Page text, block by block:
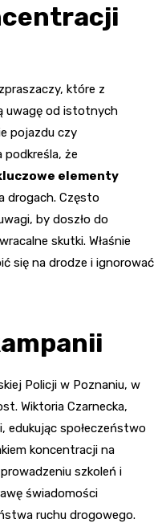
które z
uwagę od istotnych
pojazdu czy
podkreśla, że
elementy
drogach. Często
by doszło do
skutki. Właśnie
się na drodze i ignorować
Policji w Poznaniu, w
Wiktoria Czarnecka,
edukując społeczeństwo
koncentracji na
szkoleń i
świadomości
ruchu drogowego.